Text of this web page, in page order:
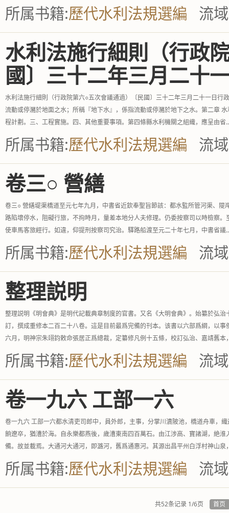
所属书籍:歷代水利法規選編 流
水利法施行細則（行政
國〕三十二年三月二十
水利法施行細則（行政院第六○五次會議通過）〔民國〕三十二年三月二十一日
流動或停瀦於地面之水；所稱『地下水』，係指流動或停瀦於地下之水。第二章
程計劃。三、工程實施。四、其他重要事項。第四條縣水利機關之組織，應呈由省
所属书籍:歷代水利法規選編 流
卷三○ 營繕
卷三○ 營繕堤渠橋道至元七年九月，中書省近欽奉聖旨節該：都水監所管河渠、
路陷壞停水，阻礙行旅，不拘時月，量差本地分人夫修理。仍委按察司以時檢察
使車馬客旅經行。如違，仰提刑按察司究治。驛路船渡至元二十年七月，中書省議
所属书籍:歷代水利法規選編 流
整理説明
整理説明《明會典》是明代記載典章制度的官書。又名《大明會典》。始纂於弘
訂，撰成重修本二百二十八卷。這是目前最爲完備的刊本。该書以六部爲綱，以
六月，明神宗朱翊鈞敕命張居正爲總裁，定纂修凡例十五條，校訂弘治、嘉靖舊本
所属书籍:歷代水利法規選編 流
卷一九六 工部一六
卷一九六 工部一六都水清吏司郎中，員外郎，主事，分掌川瀆陂池，橋道舟車，
餉遼卒，猶漕於海。自永樂都燕後，歲漕東南四百萬石。由江涉高、寶諸湖，絶
備。故並載焉。大通河大通河，即潞河，舊爲通惠河。其源出昌平州白浮村神山泉
所属书籍:歷代水利法規選編 流
共52条记录 1/6页 首页